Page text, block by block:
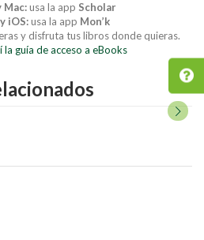
Mac:usa la app Scholar
iOS:usa la app Mon’k
y disfruta tus libros donde quieras.
la guía de acceso a eBooks